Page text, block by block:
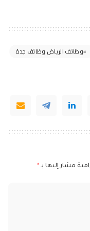
وظائف الرياض وظائف جدة
مشار إليها بـ *